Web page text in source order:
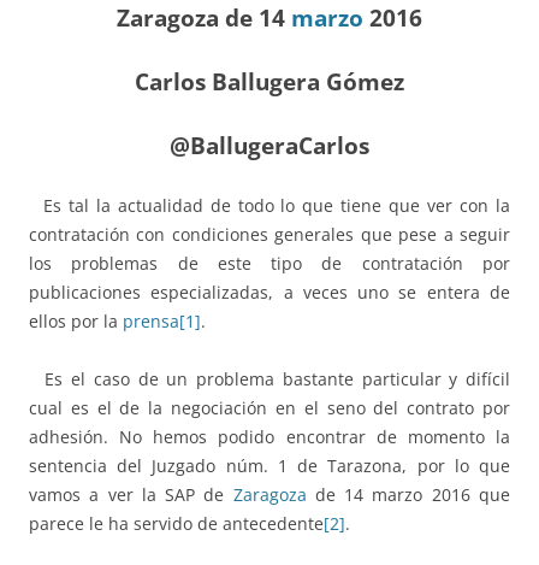
Zaragoza de 14 marzo 2016
Carlos Ballugera Gómez
@BallugeraCarlos
Es tal la actualidad de todo lo que tiene que ver con la
contratación con condiciones generales que pese a seguir
los problemas de este tipo de contratación por
publicaciones especializadas, a veces uno se entera de
ellos por la prensa[1].
Es el caso de un problema bastante particular y difícil
cual es el de la negociación en el seno del contrato por
adhesión. No hemos podido encontrar de momento la
sentencia del Juzgado núm. 1 de Tarazona, por lo que
vamos a ver la SAP de Zaragoza de 14 marzo 2016 que
parece le ha servido de antecedente[2].